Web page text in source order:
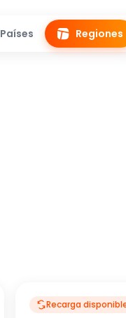
Países Regiones
Recarga